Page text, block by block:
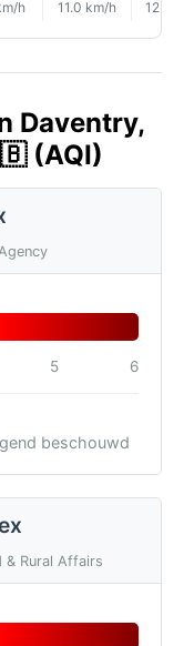
h 11.0 km/h 12.0
Daventry,
(AQI)
5 6
beschouwd
& Rural Affairs